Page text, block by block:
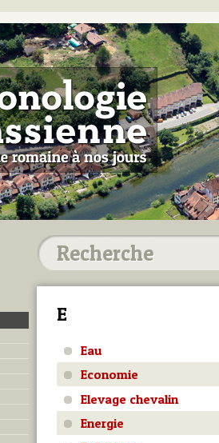
E
Eau
Economie
Elevage chevalin
Energie